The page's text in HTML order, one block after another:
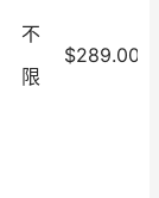
不
限
$289.00